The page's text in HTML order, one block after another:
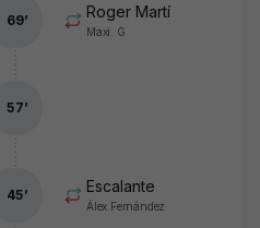
Roger Martí
Maxi. G
69’
57’
Escalante
Álex Fernández
45’